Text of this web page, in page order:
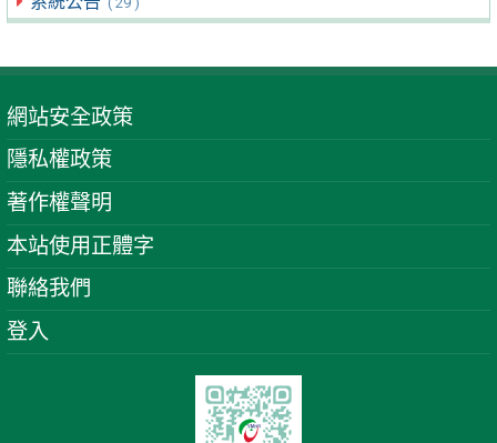
網站安全政策
隱私權政策
著作權聲明
本站使用正體字
聯絡我們
登入